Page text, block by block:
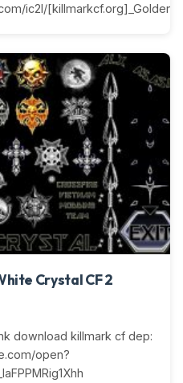
ic2l/
Crystal CF 2
download killmark cf dep:
open?